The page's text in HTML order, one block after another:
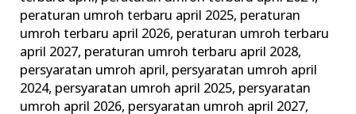
peraturan umroh terbaru april 2025, peraturan
umroh terbaru april 2026, peraturan umroh terbaru
april 2027, peraturan umroh terbaru april 2028,
persyaratan umroh april, persyaratan umroh april
2024, persyaratan umroh april 2025, persyaratan
umroh april 2026, persyaratan umroh april 2027,